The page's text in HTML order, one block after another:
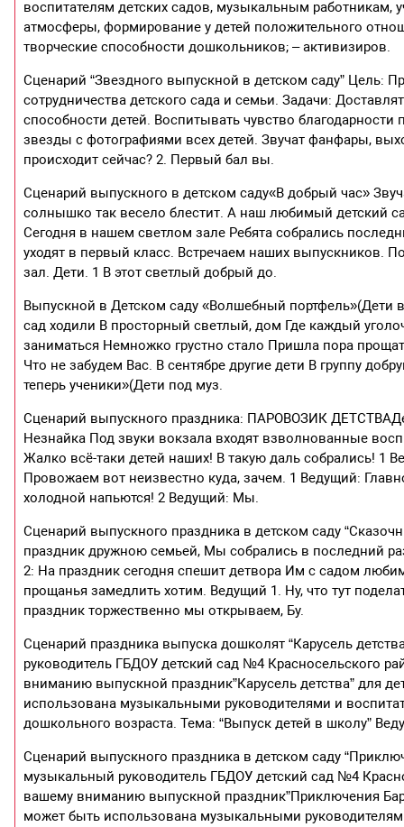
воспитателям детских садов, музыкальным
атмосферы, формирование у детей положительного
творческие способности дошкольников; – активизиров.
Сценарий “Звездного выпускной в детском саду” Цель:
сотрудничества детского сада и семьи. Задачи:
способности детей. Воспитывать чувство благодарности
звезды с фотографиями всех детей. Звучат фанфары,
происходит сейчас? 2. Первый бал вы.
Сценарий выпускного в детском саду«В добрый час»
солнышко так весело блестит. А наш любимый детский
Сегодня в нашем светлом зале Ребята собрались
уходят в первый класс. Встречаем наших выпускников.
зал. Дети. 1 В этот светлый добрый до.
Выпускной в Детском саду «Волшебный портфель»(Дети
сад ходили В просторный светлый, дом Где каждый
заниматься Немножко грустно стало Пришла пора
Что не забудем Вас. В сентябре другие дети В группу
теперь ученики»(Дети под муз.
Сценарий выпускного праздника: ПАРОВОЗИК
Незнайка Под звуки вокзала входят взволнованные
Жалко всё-таки детей наших! В такую даль собрались! 1
Провожаем вот неизвестно куда, зачем. 1 Ведущий:
холодной напьются! 2 Ведущий: Мы.
Сценарий выпускного праздника в детском саду
праздник дружною семьей, Мы собрались в последний
2: На праздник сегодня спешит детвора Им с садом
прощанья замедлить хотим. Ведущий 1. Ну, что тут
праздник торжественно мы открываем, Бу.
Сценарий праздника выпуска дошколят “Карусель
руководитель ГБДОУ детский сад №4 Красносельского
вниманию выпускной праздник”Карусель детства” для
использована музыкальными руководителями и
дошкольного возраста. Тема: “Выпуск детей в школу”
Сценарий выпускного праздника в детском саду
музыкальный руководитель ГБДОУ детский сад №4
вашему вниманию выпускной праздник”Приключения
может быть использована музыкальными